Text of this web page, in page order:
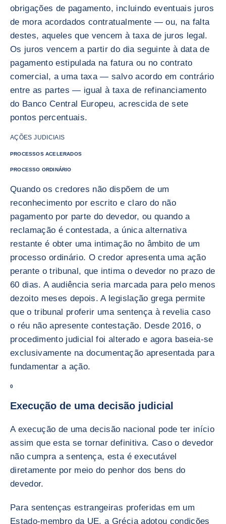
obrigações de pagamento, incluindo eventuais juros
de mora acordados contratualmente — ou, na falta
destes, aqueles que vencem à taxa de juros legal.
Os juros vencem a partir do dia seguinte à data de
pagamento estipulada na fatura ou no contrato
comercial, a uma taxa — salvo acordo em contrário
entre as partes — igual à taxa de refinanciamento
do Banco Central Europeu, acrescida de sete
pontos percentuais.
AÇÕES JUDICIAIS
PROCESSOS ACELERADOS
PROCESSO ORDINÁRIO
Quando os credores não dispõem de um
reconhecimento por escrito e claro do não
pagamento por parte do devedor, ou quando a
reclamação é contestada, a única alternativa
restante é obter uma intimação no âmbito de um
processo ordinário. O credor apresenta uma ação
perante o tribunal, que intima o devedor no prazo de
60 dias. A audiência seria marcada para pelo menos
dezoito meses depois. A legislação grega permite
que o tribunal proferir uma sentença à revelia caso
o réu não apresente contestação. Desde 2016, o
procedimento judicial foi alterado e agora baseia-se
exclusivamente na documentação apresentada para
fundamentar a ação.
0
Execução de uma decisão judicial
A execução de uma decisão nacional pode ter início
assim que esta se tornar definitiva. Caso o devedor
não cumpra a sentença, esta é executável
diretamente por meio do penhor dos bens do
devedor.
Para sentenças estrangeiras proferidas em um
Estado-membro da UE, a Grécia adotou condições